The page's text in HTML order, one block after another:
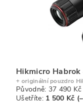
Hikmicro
+ originální pouzdro
Původně: 37 490 Kč
Ušetříte: 1 500 Kč